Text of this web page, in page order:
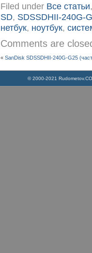
Filed under Все статьи
SD, SDSSDHII-240G-
нетбук, ноутбук,
Comments are
«SanDisk SDSSDHII-240G-G25
© 2000-2021